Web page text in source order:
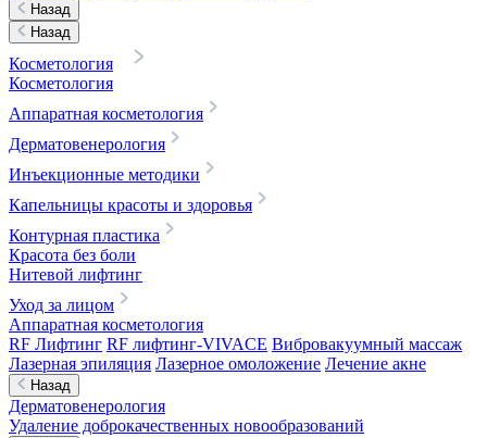
Назад
Назад
Косметология
Косметология
Аппаратная косметология
Дерматовенерология
Инъекционные методики
Капельницы красоты и здоровья
Контурная пластика
Красота без боли
Нитевой лифтинг
Уход за лицом
Аппаратная косметология
RF Лифтинг RF лифтинг-VIVACE Вибровакуумный массаж
Лазерная эпиляция Лазерное омоложение Лечение акне
Назад
Дерматовенерология
Удаление доброкачественных новообразований